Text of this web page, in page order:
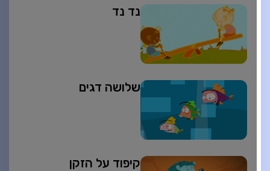
נד נד
שלושה דגים
קיפוד על הזקן